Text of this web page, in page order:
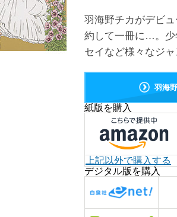
羽海野チカがデビ
約して一冊に…。少
セイなど様々なジ
羽海
紙版を購入
上記以外で購入する
デジタル版を購入